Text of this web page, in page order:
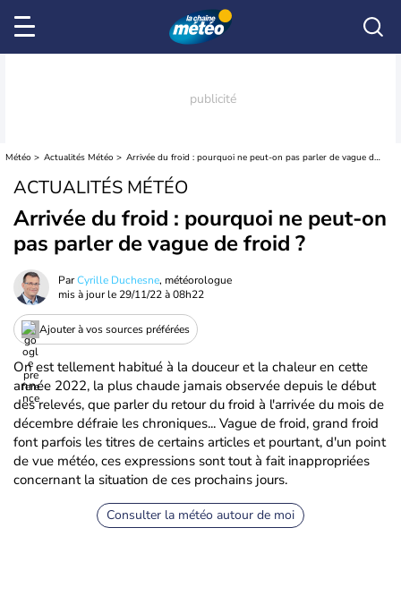
Météo Actualités Météo Arrivée du froid : pourquoi ne peut-on pas parler de vague de froid ?
ACTUALITÉS MÉTÉO
Arrivée du froid : pourquoi ne peut-on
pas parler de vague de froid ?
ParCyrille Duchesne, météorologue
mis à jour le 29/11/22 à 08h22
Ajouter à vos sources préférées
On est tellement habitué à la douceur et la chaleur en cette
année 2022, la plus chaude jamais observée depuis le début
des relevés, que parler du retour du froid à l'arrivée du mois de
décembre défraie les chroniques... Vague de froid, grand froid
font parfois les titres de certains articles et pourtant, d'un point
de vue météo, ces expressions sont tout à fait inappropriées
concernant la situation de ces prochains jours.
Consulter la météo autour de moi